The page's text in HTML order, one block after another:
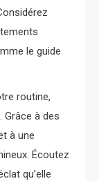
le guide
routine,
Grâce à des
à une
Écoutez
qu’elle